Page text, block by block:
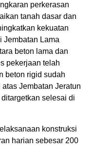
perkerasan
tanah dasar dan
kekuatan
Jembatan Lama
beton lama dan
pekerjaan telah
beton rigid sudah
Jembatan Jeratun
selesai di
konstruksi
harian sebesar 200